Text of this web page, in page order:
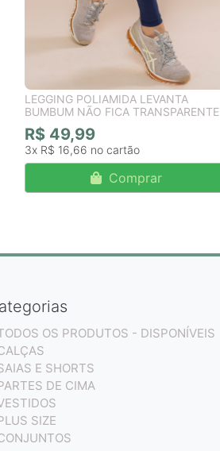
LEGGING POLIAMIDA LEVANTA
BUMBUM NÃO FICA TRANSPARENTE
R$ 49,99
3x R$ 16,66
Comprar
OS PRODUTOS - DISPONÍVEIS
E SHORTS
DE CIMA
SIZE